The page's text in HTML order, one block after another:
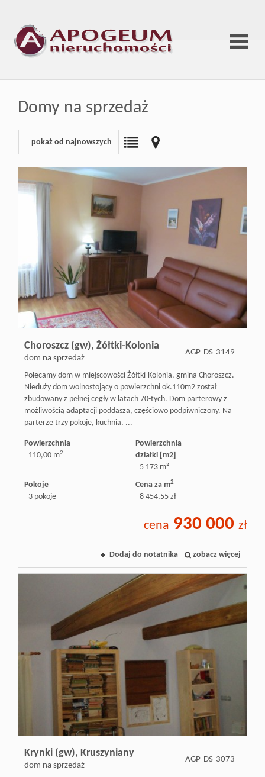
Strona
firmie
Rynek
Zasady
Domy na sprzedaż
pokaż od najnowszych
Choroszcz (gw), Żółtki-Kolonia
dom na sprzedaż
AGP-DS-3149
Polecamy dom w miejscowości Żółtki-Kolonia, gmina Choroszcz.
Nieduży dom wolnostojący o powierzchni ok.110m2 został
zbudowany z pełnej cegły w latach 70-tych. Dom parterowy z
możliwością adaptacji poddasza, częściowo podpiwniczony. Na
parterze trzy pokoje, kuchnia, ...
Powierzchnia
110,00 m2
Powierzchnia
działki [m2]
5 173 m²
Pokoje
3 pokoje
Cena za m2
8 454,55 zł
cena 930 000 zł
Dodaj do notatnika zobacz więcej
Krynki (gw), Kruszyniany
dom na sprzedaż
AGP-DS-3073